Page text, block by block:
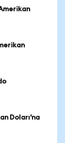
Doları'na